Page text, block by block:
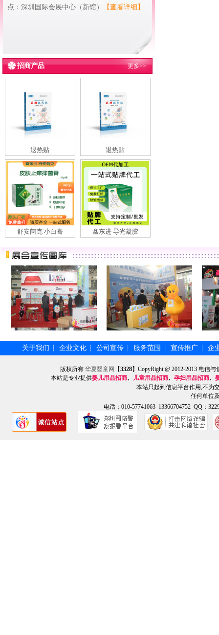
点：深圳国际会展中心（新馆）
【查看详细】
招商产品 更多>>
退热贴 退热贴
舒安菌克 小白膏 鑫东进 导光凝胶
关于我们 ┆ 企业文化 ┆ 公司宣传 ┆ 服务范围 ┆ 宣传推广 ┆ 企
版权所有华夏婴童网 【3328】CopyRight @ 2012-2013 电信
本站是专业提供婴儿用品招商、 儿童用品招商、 孕妇用品招商、
本站只起到信息平台作用,不为
任何单位
电话：010-57741063 13366704752 QQ：